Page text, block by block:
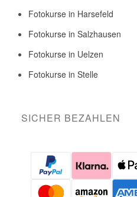
Fotokurse in Harsefeld
Fotokurse in Salzhausen
Fotokurse in Uelzen
Fotokurse in Stelle
SICHER BEZAHLEN